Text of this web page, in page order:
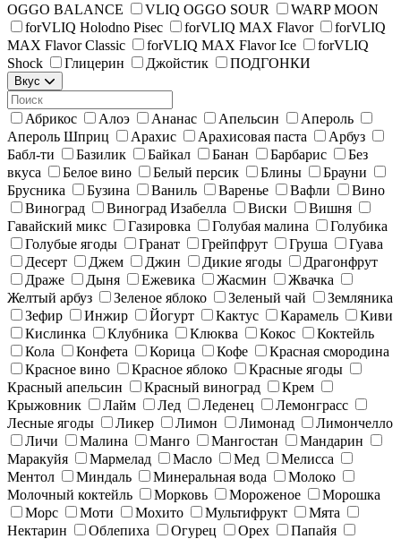
OGGO BALANCE
VLIQ OGGO SOUR
WARP MOON
forVLIQ Holodno Pisec
forVLIQ MAX Flavor
forVLIQ
MAX Flavor Classic
forVLIQ MAX Flavor Ice
forVLIQ
Shock
Глицерин Джойстик ПОДГОНКИ
Вкус
Абрикос Алоэ Ананас Апельсин
Апероль
Апероль Шприц
Арахис Арахисовая паста
Арбуз
Бабл-ти
Базилик Байкал Банан Барбарис
Без
вкуса
Белое вино Белый персик Блины
Брауни
Брусника
Бузина Ваниль Варенье Вафли
Вино
Виноград
Виноград Изабелла Виски
Вишня
Гавайский микс
Газировка Голубая малина
Голубика
Голубые ягоды
Гранат Грейпфрут Груша
Гуава
Десерт
Джем Джин Дикие ягоды
Драгонфрут
Драже
Дыня Ежевика Жасмин
Жвачка
Желтый арбуз
Зеленое яблоко Зеленый чай
Земляника
Зефир
Инжир Йогурт Кактус Карамель
Киви
Кислинка
Клубника Клюква Кокос
Коктейль
Кола
Конфета Корица Кофе
Красная смородина
Красное вино
Красное яблоко
Красные ягоды
Красный апельсин
Красный виноград
Крем
Крыжовник
Лайм Лед Леденец
Лемонграсс
Лесные ягоды
Ликер Лимон Лимонад
Лимончелло
Личи
Малина Манго Мангостан
Мандарин
Маракуйя
Мармелад Масло Мед
Мелисса
Ментол
Миндаль Минеральная вода
Молоко
Молочный коктейль
Морковь Мороженое
Морошка
Морс
Моти Мохито Мультифрукт
Мята
Нектарин
Облепиха Огурец Орех
Папайя